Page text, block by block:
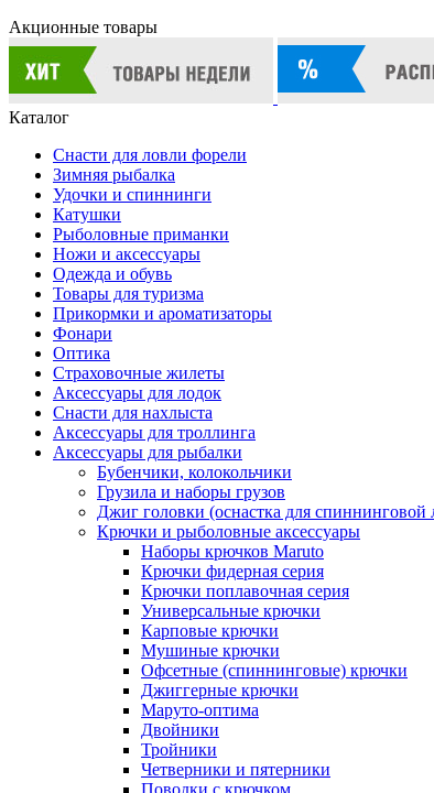
Акционные товары
Каталог
Снасти для ловли форели
Зимняя рыбалка
Удочки и спиннинги
Катушки
Рыболовные приманки
Ножи и аксессуары
Одежда и обувь
Товары для туризма
Прикормки и ароматизаторы
Фонари
Оптика
Страховочные жилеты
Аксессуары для лодок
Снасти для нахлыста
Аксессуары для троллинга
Аксессуары для рыбалки
Бубенчики, колокольчики
Грузила и наборы грузов
Джиг головки (оснастка для спиннинговой
Крючки и рыболовные аксессуары
Наборы крючков Maruto
Крючки фидерная серия
Крючки поплавочная серия
Универсальные крючки
Карповые крючки
Мушиные крючки
Офсетные (спиннинговые) крючки
Джиггерные крючки
Маруто-оптима
Двойники
Тройники
Четверники и пятерники
Поводки с крючком